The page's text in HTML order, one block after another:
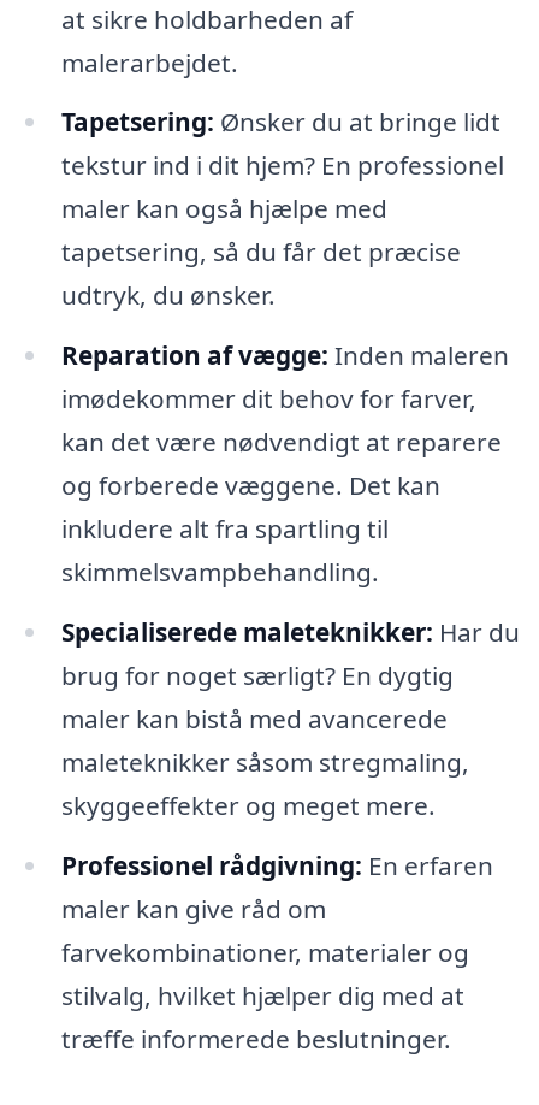
at sikre holdbarheden af
malerarbejdet.
Tapetsering: Ønsker du at bringe lidt
tekstur ind i dit hjem? En professionel
maler kan også hjælpe med
tapetsering, så du får det præcise
udtryk, du ønsker.
Reparation af vægge: Inden maleren
imødekommer dit behov for farver,
kan det være nødvendigt at reparere
og forberede væggene. Det kan
inkludere alt fra spartling til
skimmelsvampbehandling.
Specialiserede maleteknikker: Har du
brug for noget særligt? En dygtig
maler kan bistå med avancerede
maleteknikker såsom stregmaling,
skyggeeffekter og meget mere.
Professionel rådgivning: En erfaren
maler kan give råd om
farvekombinationer, materialer og
stilvalg, hvilket hjælper dig med at
træffe informerede beslutninger.